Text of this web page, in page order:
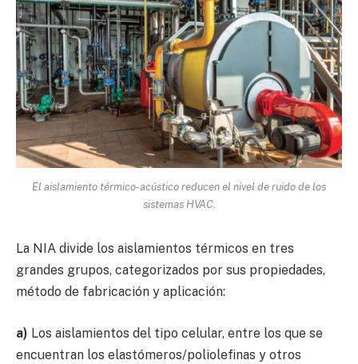
El aislamiento térmico-acústico reducen el nivel de ruido de los
sistemas HVAC.
La NIA divide los aislamientos térmicos en tres
grandes grupos, categorizados por sus propiedades,
método de fabricación y aplicación:
a) Los aislamientos del tipo celular, entre los que se
encuentran los elastómeros/poliolefinas y otros